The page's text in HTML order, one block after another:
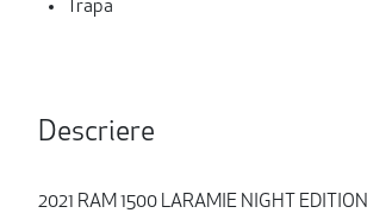
Trapa
Descriere
2021 RAM 1500 LARAMIE NIGHT EDITION